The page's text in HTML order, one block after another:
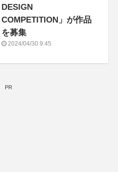
DESIGN
COMPETITION」が作品
を募集
2024/04/30 9:45
PR